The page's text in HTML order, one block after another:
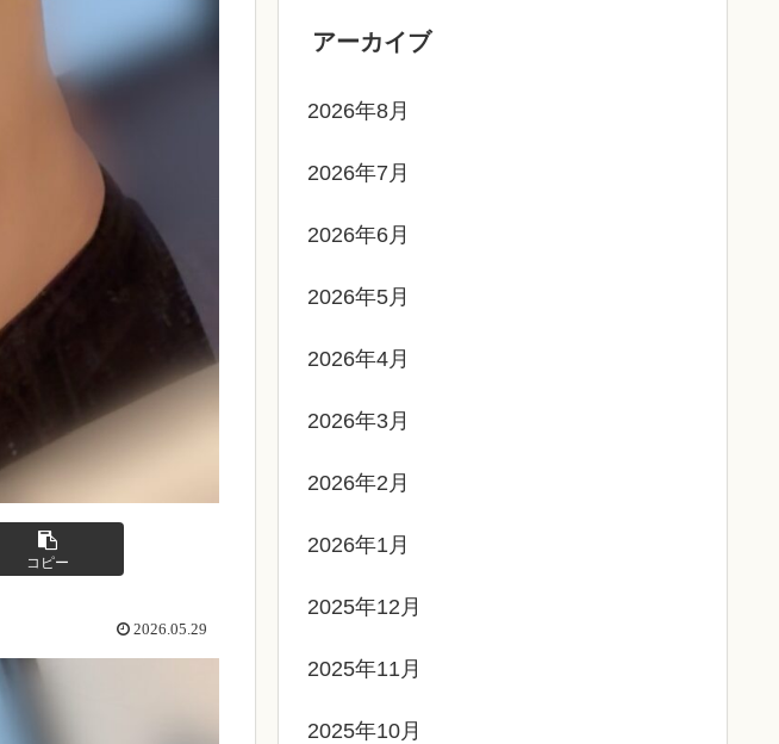
コピー
2026.05.29
アーカイブ
2026年8月
2026年7月
2026年6月
2026年5月
2026年4月
2026年3月
2026年2月
2026年1月
2025年12月
2025年11月
2025年10月